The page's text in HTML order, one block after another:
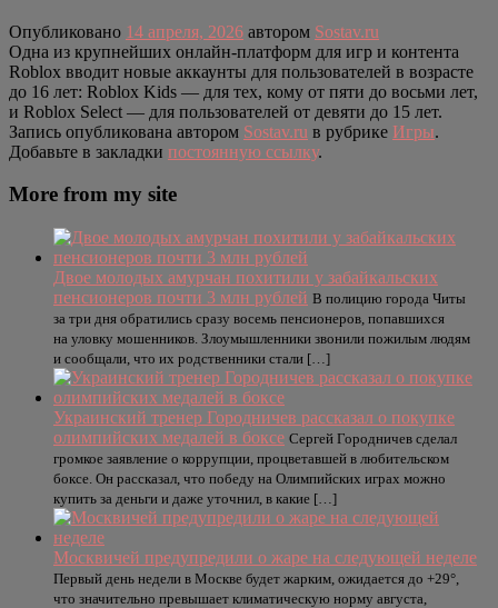
Опубликовано 14 апреля, 2026 автором Sostav.ru
Одна из крупнейших онлайн-платформ для игр и контента
Roblox вводит новые аккаунты для пользователей в возрасте
до 16 лет: Roblox Kids — для тех, кому от пяти до восьми лет,
и Roblox Select — для пользователей от девяти до 15 лет.
Запись опубликована автором Sostav.ru в рубрике Игры.
Добавьте в закладки постоянную ссылку.
More from my site
Двое молодых амурчан похитили у забайкальских
пенсионеров почти 3 млн рублей В полицию города Читы
за три дня обратились сразу восемь пенсионеров, попавшихся
на уловку мошенников. Злоумышленники звонили пожилым людям
и сообщали, что их родственники стали […]
Украинский тренер Городничев рассказал о покупке
олимпийских медалей в боксе Сергей Городничев сделал
громкое заявление о коррупции, процветавшей в любительском
боксе. Он рассказал, что победу на Олимпийских играх можно
купить за деньги и даже уточнил, в какие […]
Москвичей предупредили о жаре на следующей неделе
Первый день недели в Москве будет жарким, ожидается до +29°,
что значительно превышает климатическую норму августа,